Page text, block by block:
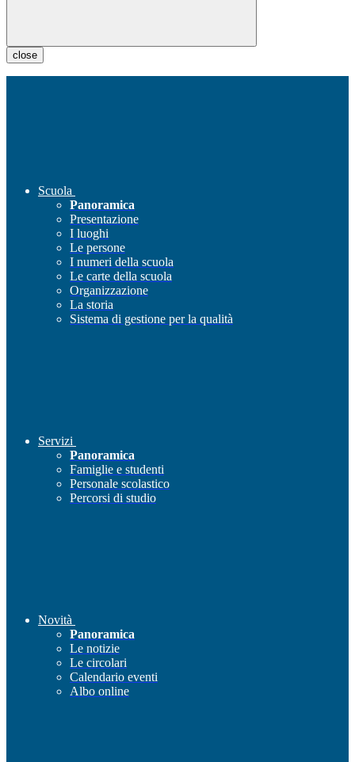
close
Scuola
Panoramica
Presentazione
I luoghi
Le persone
I numeri della scuola
Le carte della scuola
Organizzazione
La storia
Sistema di gestione per la qualità
Servizi
Panoramica
Famiglie e studenti
Personale scolastico
Percorsi di studio
Novità
Panoramica
Le notizie
Le circolari
Calendario eventi
Albo online